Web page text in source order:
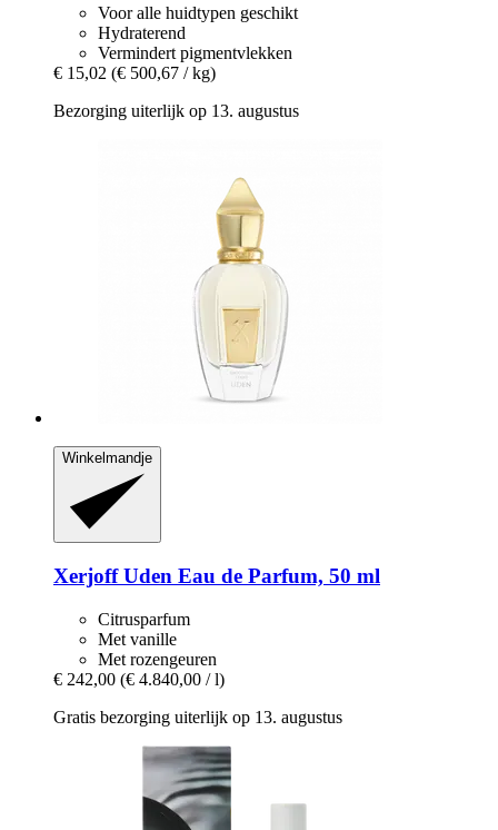
Voor alle huidtypen geschikt
Hydraterend
Vermindert pigmentvlekken
€ 15,02 (€ 500,67 / kg)
Bezorging uiterlijk op 13. augustus
Winkelmandje
XerjoffUden Eau de Parfum, 50 ml
Citrusparfum
Met vanille
Met rozengeuren
€ 242,00 (€ 4.840,00 / l)
Gratis bezorging uiterlijk op 13. augustus